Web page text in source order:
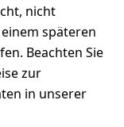
nicht
späteren
Beachten Sie
zur
in unserer